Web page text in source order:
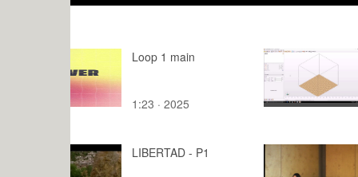
1:23 · 2025
parte 1
10:,1 ·
LIBERTAD - P1
José